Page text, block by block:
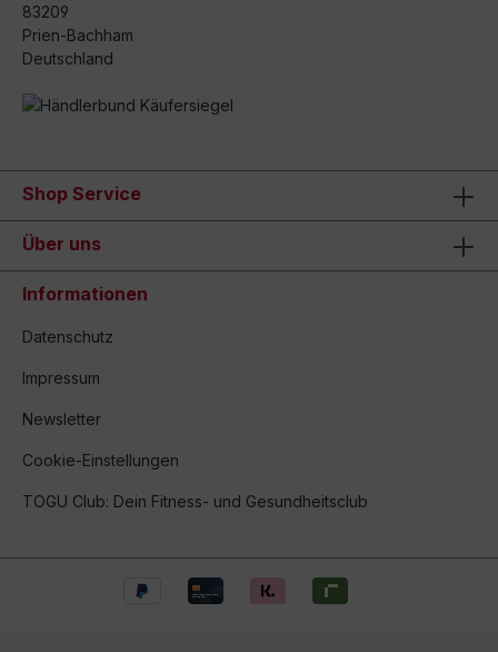
83209
Prien-Bachham
Deutschland
Shop Service
Über uns
Informationen
Datenschutz
Impressum
Newsletter
Cookie-Einstellungen
TOGU Club: Dein Fitness- und Gesundheitsclub